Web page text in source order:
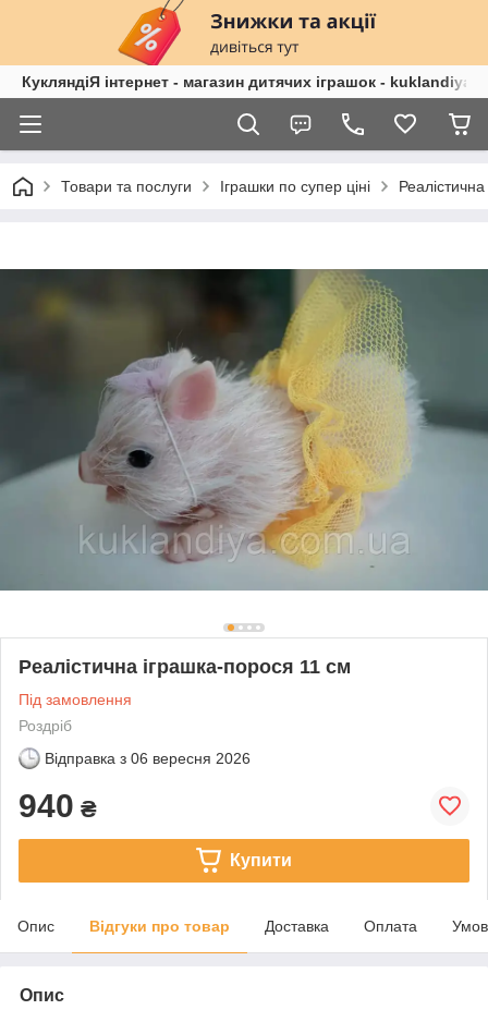
КукляндіЯ інтернет - магазин дитячих іграшок -
Товари та послуги Іграшки по супер ціні
Реалістична іграшка-порося 11 см
Під замовлення
Роздріб
Відправка з 06 вересня 2026
940 ₴
Купити
Опис Відгуки про товар Доставка Оплата
Опис